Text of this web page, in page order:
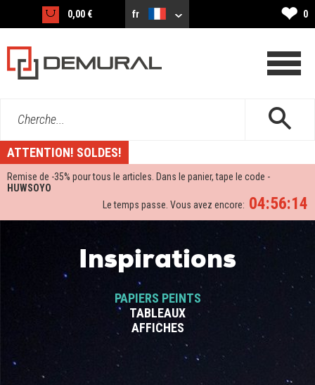
0,00 € fr ❤ 0
Cherche...
ATTENTION! SOLDES!
Remise de -35% pour tous le articles. Dans le panier, tape le code -
HUWSOYO
04:56:13
Le temps passe. Vous avez encore:
Inspirations
PAPIERS PEINTS
TABLEAUX
AFFICHES